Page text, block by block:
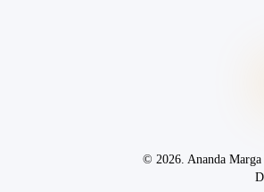
© 2026. Ananda Marga